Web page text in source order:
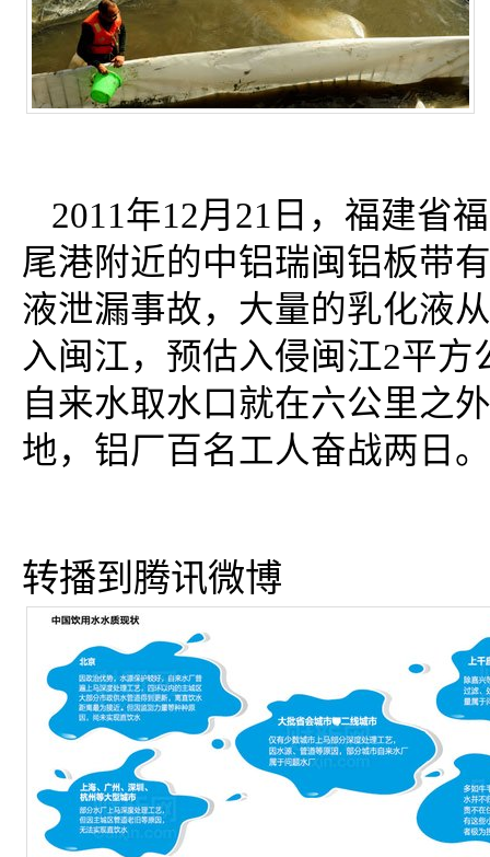
2011年12月21日，福建省
尾港附近的中铝瑞闽铝板带
液泄漏事故，大量的乳化液
入闽江，预估入侵闽江2平方
自来水取水口就在六公里之
地，铝厂百名工人奋战两日
转播到腾讯微博